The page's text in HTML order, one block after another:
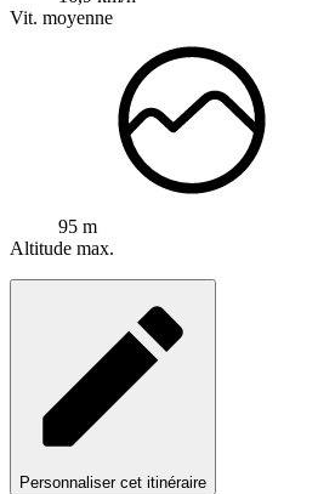
Vit. moyenne
95 m
Altitude max.
Personnaliser cet itinéraire